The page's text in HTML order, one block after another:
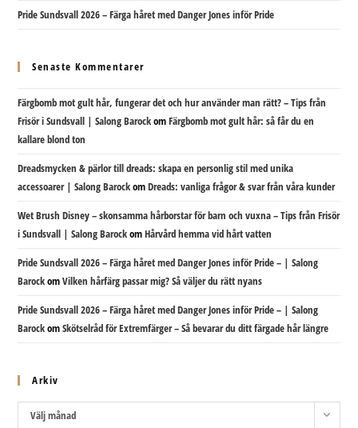
Pride Sundsvall 2026 – Färga håret med Danger Jones inför Pride
Senaste Kommentarer
Färgbomb mot gult hår, fungerar det och hur använder man rätt? – Tips från
Frisör i Sundsvall | Salong BarockomFärgbomb mot gult hår: så får du en
kallare blond ton
Dreadsmycken & pärlor till dreads: skapa en personlig stil med unika
accessoarer | Salong BarockomDreads: vanliga frågor & svar från våra kunder
Wet Brush Disney – skonsamma hårborstar för barn och vuxna – Tips från Frisör
i Sundsvall | Salong BarockomHårvård hemma vid hårt vatten
Pride Sundsvall 2026 – Färga håret med Danger Jones inför Pride – | Salong
BarockomVilken hårfärg passar mig? Så väljer du rätt nyans
Pride Sundsvall 2026 – Färga håret med Danger Jones inför Pride – | Salong
BarockomSkötselråd för Extremfärger – Så bevarar du ditt färgade hår längre
Arkiv
ArkivVälj månad